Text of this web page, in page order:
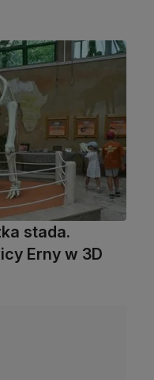
stada.
Erny w 3D